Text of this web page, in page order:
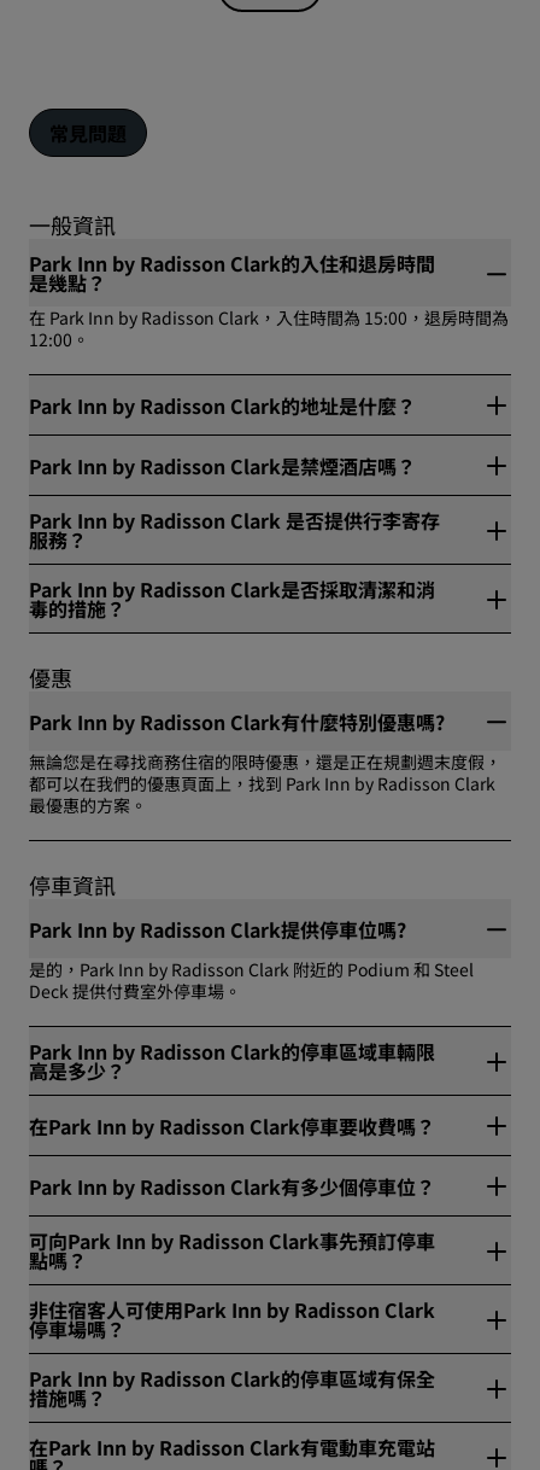
常見問題
一般資訊
Park Inn by Radisson Clark的入住和退房時間
是幾點？
在 Park Inn by Radisson Clark，入住時間為 15:00，退房時間為
12:00。
Park Inn by Radisson Clark的地址是什麼？
Roxas Highway, Brgy. Dau、馬巴拉卡特市 (Mabalacat City)、
菲律賓 (Philippines)。
Park Inn by Radisson Clark是禁煙酒店嗎？
是的，Park Inn by Radisson Clark 是全面禁菸酒店。
Park Inn by Radisson Clark 是否提供行李寄存
服務？
是的，Park Inn by Radisson Clark 提供行李寄放服務。
Park Inn by Radisson Clark是否採取清潔和消
毒的措施？
如需進一步瞭解，請造訪：
https://www.radissonhotels.com/en-us/social-
responsibility/health-safety
優惠
Park Inn by Radisson Clark有什麼特別優惠嗎?
無論您是在尋找商務住宿的限時優惠，還是正在規劃週末度假，
都可以在我們的優惠頁面上，找到 Park Inn by Radisson Clark
最優惠的方案。
停車資訊
Park Inn by Radisson Clark提供停車位嗎?
是的，Park Inn by Radisson Clark 附近的 Podium 和 Steel
Deck 提供付費室外停車場。
Park Inn by Radisson Clark的停車區域車輛限
高是多少？
在Park Inn by Radisson Clark停車要收費嗎？
Park Inn by Radisson Clark有多少個停車位？
Park Inn by Radisson Clark 提供 7 個先到先得的停車位。
Podium 備用停車場有 798 個車位，Steel Deck 有 1031 個車
位。
可向Park Inn by Radisson Clark事先預訂停車
點嗎？
不，Park Inn by Radisson Clark 不提供停車位預約服務。
非住宿客人可使用Park Inn by Radisson Clark
停車場嗎？
是的，非住客可以使用 Park Inn by Radisson Clark 旁邊的
Podium 和 Steel Deck 停車場。
Park Inn by Radisson Clark的停車區域有保全
措施嗎？
是的，Podium 和 Steel Deck 停車區的安全措施包括：security
guard, 柵欄機, 監視錄影。
在Park Inn by Radisson Clark有電動車充電站